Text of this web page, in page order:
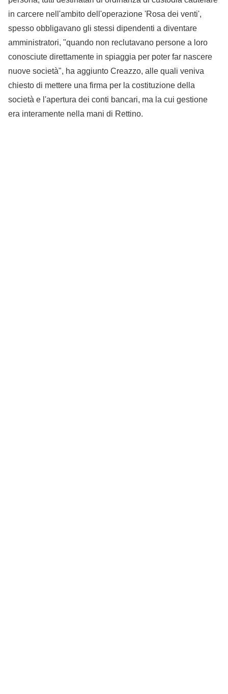
in carcere nell'ambito dell'operazione 'Rosa dei venti',
spesso obbligavano gli stessi dipendenti a diventare
amministratori, "quando non reclutavano persone a loro
conosciute direttamente in spiaggia per poter far nascere
nuove società", ha aggiunto Creazzo, alle quali veniva
chiesto di mettere una firma per la costituzione della
società e l'apertura dei conti bancari, ma la cui gestione
era interamente nella mani di Rettino.